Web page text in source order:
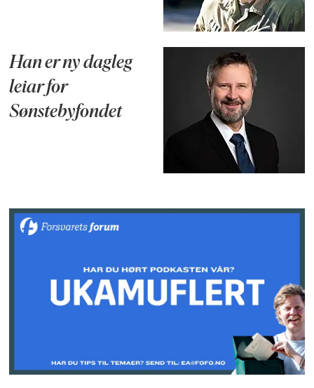
Han er ny dagleg
leiar for
Sønstebyfondet